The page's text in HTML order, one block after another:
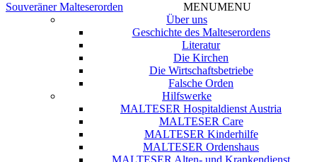
Souveräner Malteserorden
MENUMENU
Über uns
Geschichte des Malteserordens
Literatur
Die Kirchen
Die Wirtschaftsbetriebe
Falsche Orden
Hilfswerke
MALTESER Hospitaldienst Austria
MALTESER Care
MALTESER Kinderhilfe
MALTESER Ordenshaus
MALTESER Alten- und Krankendienst